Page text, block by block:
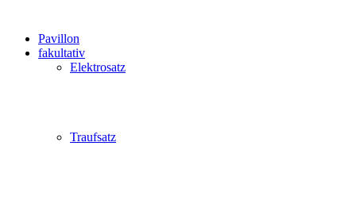
Pavillon
fakultativ
Elektrosatz
Traufsatz